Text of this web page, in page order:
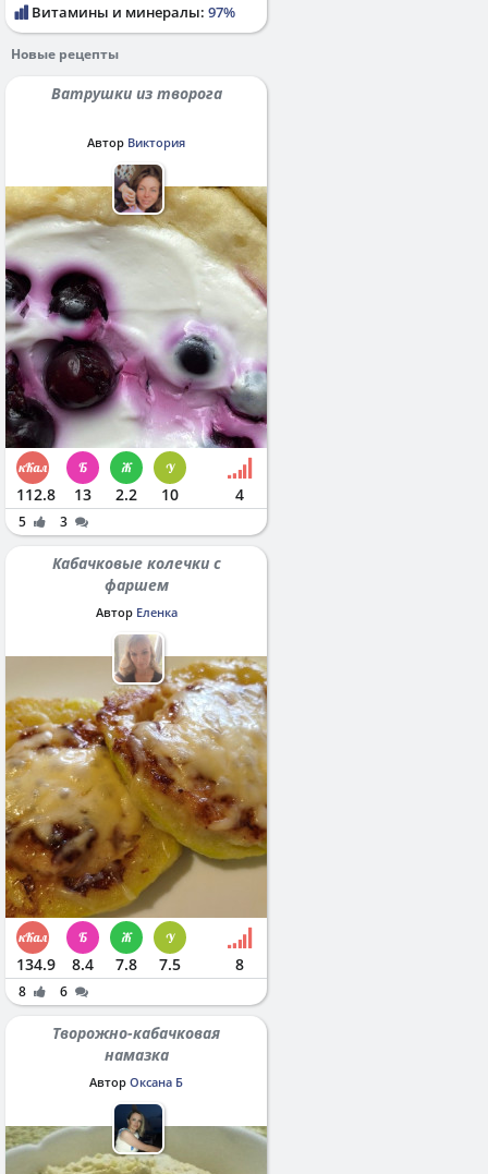
Витамины и минералы: 97%
Новые рецепты
Ватрушки из творога
Автор Виктория
112.8 13 2.2 10 4
5 3
Кабачковые колечки с
фаршем
Автор Еленка
134.9 8.4 7.8 7.5 8
8 6
Творожно-кабачковая
намазка
Автор Оксана Б